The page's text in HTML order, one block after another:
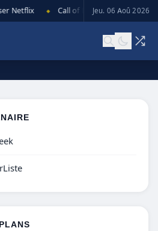
Netflix Call of Duty: Black Ops 7
Jeu. 06 Aoû 2026